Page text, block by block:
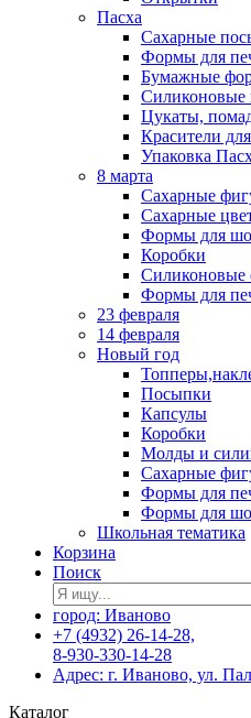
Пасха
Сахарные
Формы для
Бумажные
Силиконовые
Цукаты,
Красители
Упаковка
8 марта
Сахарные
Сахарные
Формы для
Коробки
Формы для
23 февраля
14 февраля
Новый год
Посыпки
Капсулы
Коробки
Молды и
Сахарные
Формы для
Формы для
Школьная тематика
Корзина
Поиск
город: Иваново
+7 (4932) 26-14-28,
8-930-330-14-28
Адрес: г. Иваново, ул.
Каталог